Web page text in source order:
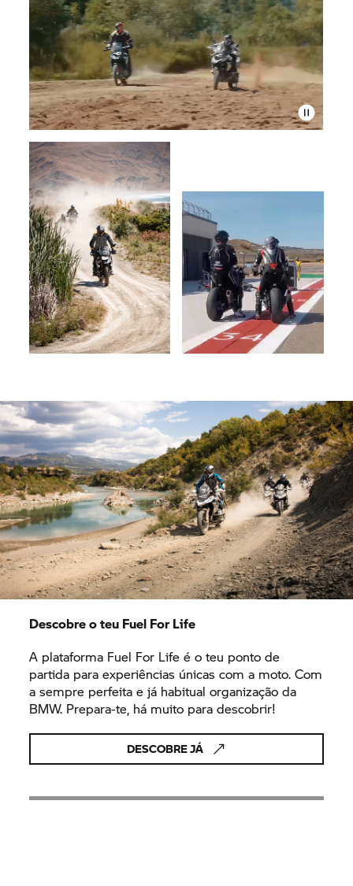
Descobre o teu Fuel For Life
A plataforma Fuel For Life é o teu ponto de
partida para experiências únicas com a moto. Com
a sempre perfeita e já habitual organização da
BMW. Prepara-te, há muito para descobrir!
DESCOBRE JÁ